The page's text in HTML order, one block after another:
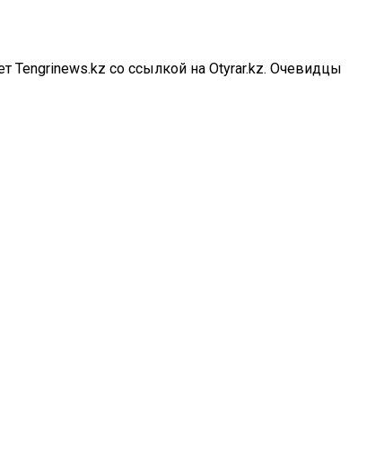
Tengrinews.kz со ссылкой на Otyrar.kz. Очевидцы